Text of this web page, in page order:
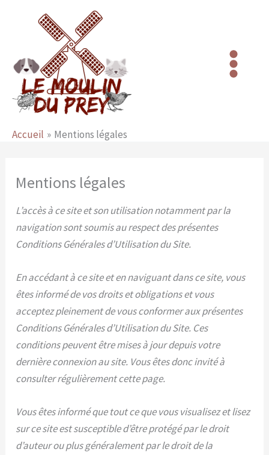
Accueil Mentions légales
Mentions légales
L’accès à ce site et son utilisation notamment par la
navigation sont soumis au respect des présentes
Conditions Générales d’Utilisation du Site.
En accédant à ce site et en naviguant dans ce site, vous
êtes informé de vos droits et obligations et vous
acceptez pleinement de vous conformer aux présentes
Conditions Générales d’Utilisation du Site. Ces
conditions peuvent être mises à jour depuis votre
dernière connexion au site. Vous êtes donc invité à
consulter régulièrement cette page.
Vous êtes informé que tout ce que vous visualisez et lisez
sur ce site est susceptible d’être protégé par le droit
d’auteur ou plus généralement par le droit de la